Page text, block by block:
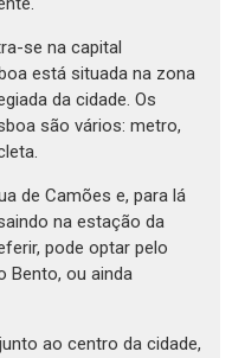
se na capital
está situada na zona
da cidade. Os
são vários: metro,
de Camões e, para lá
na estação da
pode optar pelo
Bento, ou ainda
ao centro da cidade,